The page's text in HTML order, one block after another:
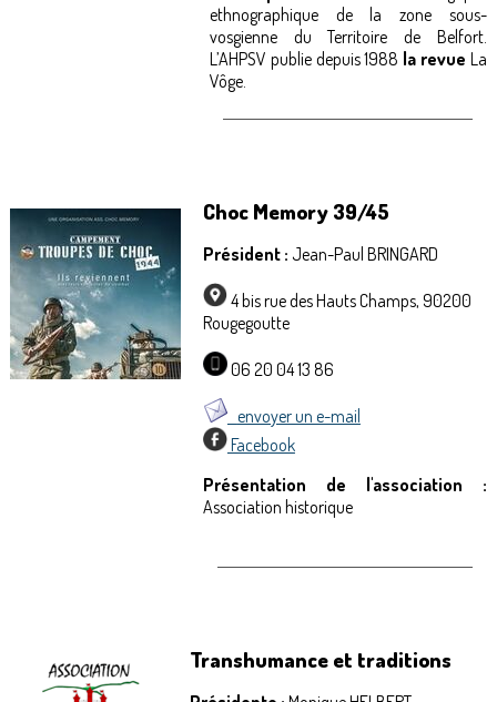
ethnographique de la zone sous-
vosgienne du Territoire de Belfort.
L’AHPSV publie depuis 1988 la revue La
Vôge.
Choc Memory 39/45
Président : Jean-Paul BRINGARD
4 bis rue des Hauts Champs, 90200
Rougegoutte
06 20 04 13 86
envoyer un e-mail
Facebook
Présentation de l'association :
Association historique
Transhumance et traditions